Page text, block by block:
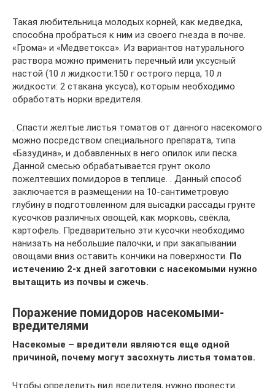
Такая любительница молодых корней, как медведка,
способна пробраться к ним из своего гнезда в почве.
«Грома» и «Медветокса». Из вариантов натурального
раствора можно применить перечный или уксусный
настой (10 л жидкости:150 г острого перца, 10 л
жидкости: 2 стакана уксуса), которым необходимо
обработать норки вредителя.
. Спасти желтые листья томатов от данного насекомого
можно посредством специального препарата, типа
«Базудина», и добавленных в него опилок или песка.
Данной смесью обрабатывается грунт около
пожелтевших помидоров в теплице. . Данный способ
заключается в размещении на 10-сантиметровую
глубину в подготовленном для высадки рассады грунте
кусочков различных овощей, как морковь, свёкла,
картофель. Предварительно эти кусочки необходимо
нанизать на небольшие палочки, и при закапывании
овощами вниз оставить кончики на поверхности. По
истечению 2-х дней заготовки с насекомыми нужно
вытащить из почвы и сжечь.
Поражение помидоров насекомыми-
вредителями
Насекомые – вредители являются еще одной
причиной, почему могут засохнуть листья томатов.
Чтобы определить вид вредителя, нужно провести